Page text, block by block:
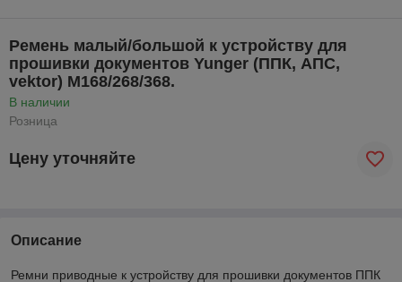
Ремень малый/большой к устройству для
прошивки документов Yunger (ППК, АПС,
vektor) М168/268/368.
В наличии
Розница
Цену уточняйте
Описание
Ремни приводные к устройству для прошивки документов ППК